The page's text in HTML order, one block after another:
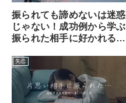
振られても諦めないは迷惑
じゃない！成功例から学ぶ
振られた相手に好かれるコ
失恋